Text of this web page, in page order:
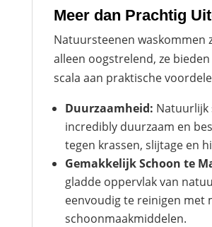
Meer dan Prachtig
Natuursteenen waskommen
alleen oogstrelend, ze
scala aan praktische
Duurzaamheid: Natuurlijk
incredibly duurzaam en
tegen krassen, slijtage en
Gemakkelijk Schoon te
gladde oppervlak van
eenvoudig te reinigen met
schoonmaakmiddelen.